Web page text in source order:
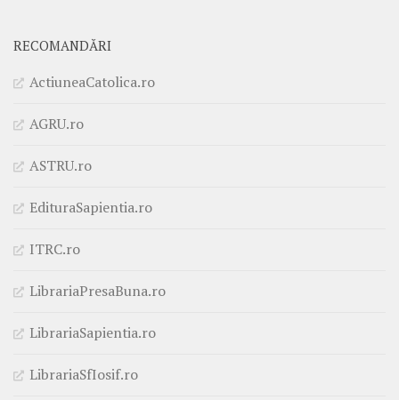
RECOMANDĂRI
ActiuneaCatolica.ro
AGRU.ro
ASTRU.ro
EdituraSapientia.ro
ITRC.ro
LibrariaPresaBuna.ro
LibrariaSapientia.ro
LibrariaSfIosif.ro